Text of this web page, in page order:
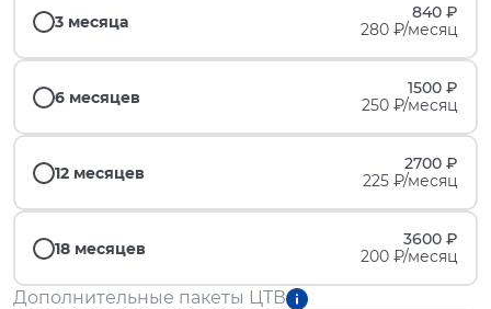
3 месяца
840 ₽
280 ₽/месяц
6 месяцев
1500 ₽
250 ₽/месяц
12 месяцев
2700 ₽
225 ₽/месяц
18 месяцев
3600 ₽
200 ₽/месяц
Дополнительные пакеты ЦТВ